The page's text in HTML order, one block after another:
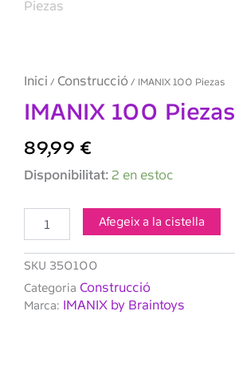
Inici / Construcció / IMANIX 100 Piezas
IMANIX 100 Piezas
89,99 €
Disponibilitat: 2 en estoc
quantitat
100
Afegeix a la cistella
SKU 350100
Categoria Construcció
Marca: IMANIX by Braintoys